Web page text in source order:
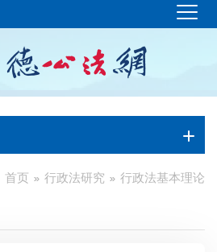
首页 行政法研究 行政法基本理论